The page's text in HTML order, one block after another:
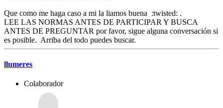
Que como me haga caso a mi la liamos buena :twisted: .
LEE LAS NORMAS ANTES DE PARTICIPAR Y BUSCA
ANTES DE PREGUNTAR por favor, sigue alguna conversación si
es posible. Arriba del todo puedes buscar.
llumeres
Colaborador